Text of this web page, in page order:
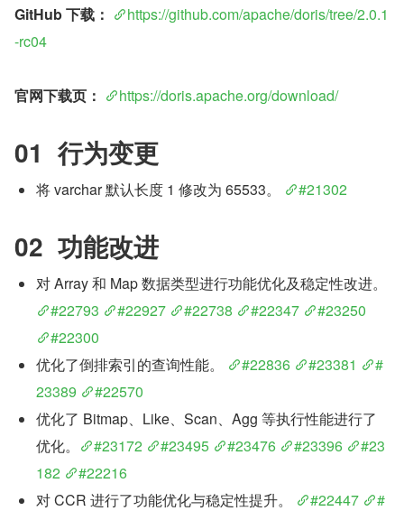
GitHub 下载：
https://github.com/apache/doris/tree/2.0.1
-rc04
官网下载页： https://doris.apache.org/download/
01  行为变更
将 varchar 默认长度 1 修改为 65533。 #21302
02  功能改进
#22793
#22927 #22738 #22347
#23250
#22300
优化了倒排索引的查询性能。
#22836 #23381
#
23389
#22570
优化了 Bitmap、Like、Scan、Agg 等执行性能进行了
优化。
#23172 #23495 #23476 #23396
#23
182
#22216
对 CCR 进行了功能优化与稳定性提升。
#22447
#